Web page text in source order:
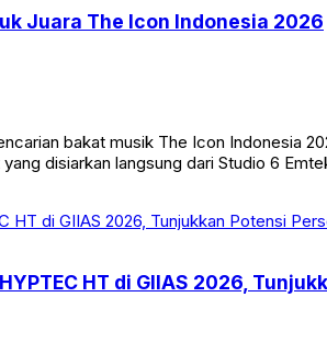
Juara The Icon Indonesia 2026
bakat musik The Icon Indonesia
disiarkan langsung dari Studio 6
HT di GIIAS 2026,